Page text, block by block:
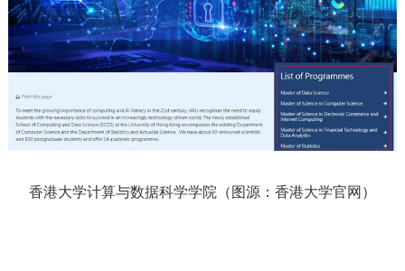
香港大学计算与数据科学学院（图源：香港大学官网）